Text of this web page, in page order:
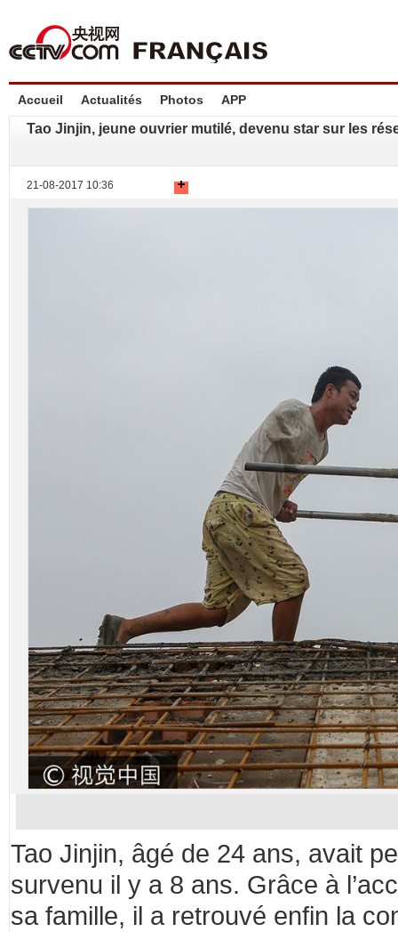
Accueil Actualités Photos APP
Tao Jinjin, jeune ouvrier mutilé, devenu star sur les
21-08-2017 10:36
Tao Jinjin, âgé de 24 ans, avait
survenu il y a 8 ans. Grâce à
sa famille, il a retrouvé enfin la